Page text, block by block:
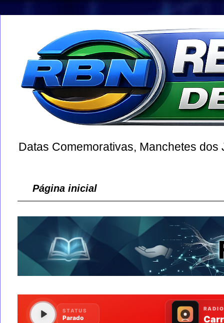
Datas Comemorativas, Manchetes
Página inicial